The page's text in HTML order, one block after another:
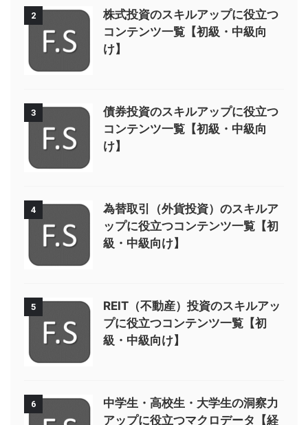
2
株式投資のスキルアップに役立つ
コンテンツ一覧【初級・中級向
け】
3
債券投資のスキルアップに役立つ
コンテンツ一覧【初級・中級向
け】
4
為替取引（外貨投資）のスキルア
ップに役立つコンテンツ一覧【初
級・中級向け】
5
REIT（不動産）投資のスキルアッ
プに役立つコンテンツ一覧【初
級・中級向け】
6
中学生・高校生・大学生の洞察力
アップに役立つマクロデータ【経